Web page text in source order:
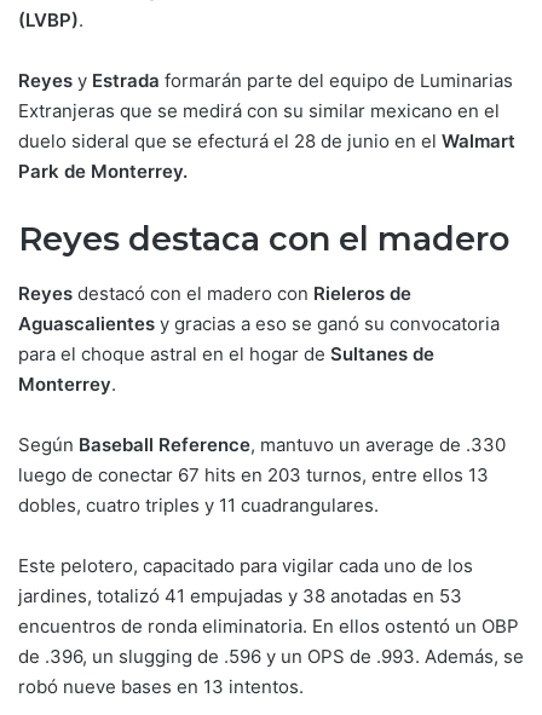
(LVBP).
Reyes y Estrada formarán parte del equipo de Luminarias
Extranjeras que se medirá con su similar mexicano en el
duelo sideral que se efecturá el 28 de junio en el Walmart
Park de Monterrey.
Reyes destaca con el madero
Reyes destacó con el madero con Rieleros de
Aguascalientes y gracias a eso se ganó su convocatoria
para el choque astral en el hogar de Sultanes de
Monterrey.
Según Baseball Reference, mantuvo un average de .330
luego de conectar 67 hits en 203 turnos, entre ellos 13
dobles, cuatro triples y 11 cuadrangulares.
Este pelotero, capacitado para vigilar cada uno de los
jardines, totalizó 41 empujadas y 38 anotadas en 53
encuentros de ronda eliminatoria. En ellos ostentó un OBP
de .396, un slugging de .596 y un OPS de .993. Además, se
robó nueve bases en 13 intentos.